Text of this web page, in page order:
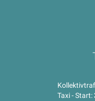
Taxi - Start: